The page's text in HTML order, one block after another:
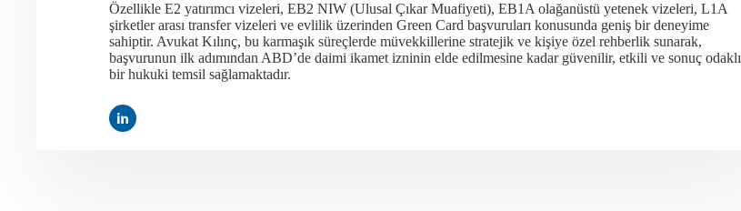
Özellikle E2 yatırımcı vizeleri, EB2 NIW (Ulusal Çıkar Muafiyeti), EB1A olağanüstü yetenek vizeleri, L1A
şirketler arası transfer vizeleri ve evlilik üzerinden Green Card başvuruları konusunda geniş bir deneyime
sahiptir. Avukat Kılınç, bu karmaşık süreçlerde müvekkillerine stratejik ve kişiye özel rehberlik sunarak,
başvurunun ilk adımından ABD’de daimi ikamet izninin elde edilmesine kadar güvenilir, etkili ve sonuç odaklı
bir hukuki temsil sağlamaktadır.